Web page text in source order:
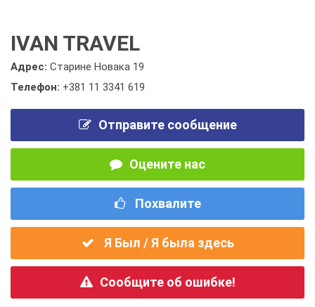
IVAN TRAVEL
Адрес: Старине Новака 19
Телефон: +381 11 3341 619
Отправите сообщение
Оцените нас
Похвалите
Я Был / Я была здесь
Сообщите об ошибке!